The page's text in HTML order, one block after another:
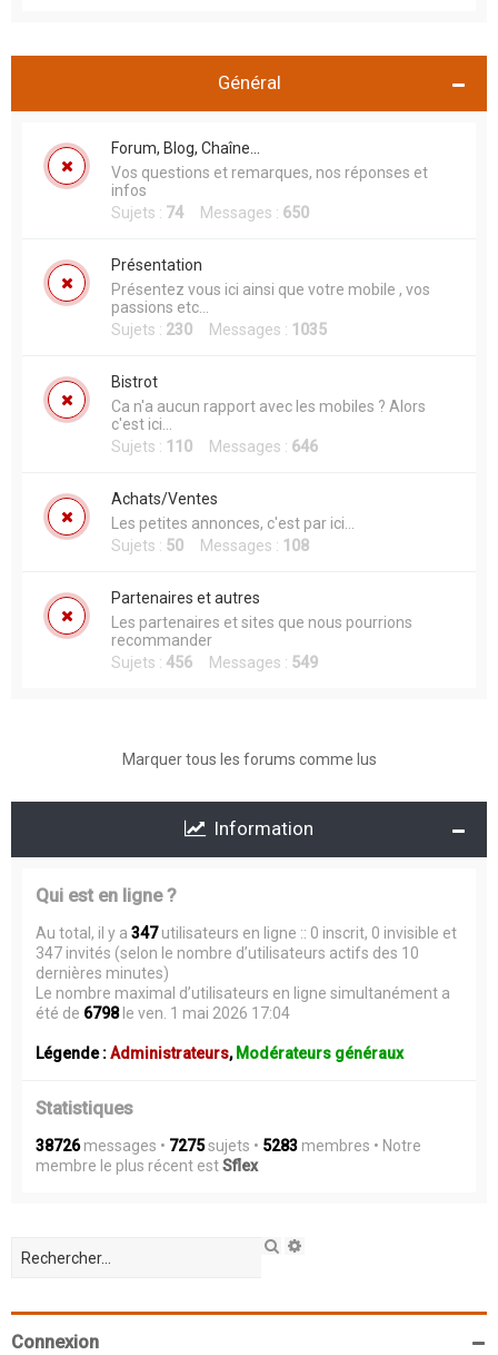
Général
Forum, Blog, Chaîne...
Vos questions et remarques, nos réponses et
infos
Sujets : 74 Messages : 650
Présentation
Présentez vous ici ainsi que votre mobile , vos
passions etc...
Sujets : 230 Messages : 1035
Bistrot
Ca n'a aucun rapport avec les mobiles ? Alors
c'est ici...
Sujets : 110 Messages : 646
Achats/Ventes
Les petites annonces, c'est par ici...
Sujets : 50 Messages : 108
Partenaires et autres
Les partenaires et sites que nous pourrions
recommander
Sujets : 456 Messages : 549
Marquer tous les forums comme lus
Information
Qui est en ligne ?
Au total, il y a 347utilisateurs en ligne :: 0 inscrit, 0 invisible et
347 invités (selon le nombre d’utilisateurs actifs des 10
dernières minutes)
Le nombre maximal d’utilisateurs en ligne simultanément a
été de 6798le ven. 1 mai 2026 17:04
Légende :Administrateurs, Modérateurs généraux
Statistiques
38726messages • 7275sujets • 5283 membres • Notre
membre le plus récent estSflex
R
e
e
Connexion